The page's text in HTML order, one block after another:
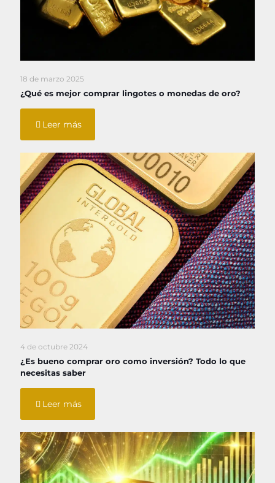
18 de marzo 2025
¿Qué es mejor comprar lingotes o monedas de oro?
Leer más
4 de octubre 2024
¿Es bueno comprar oro como inversión? Todo lo que
necesitas saber
Leer más